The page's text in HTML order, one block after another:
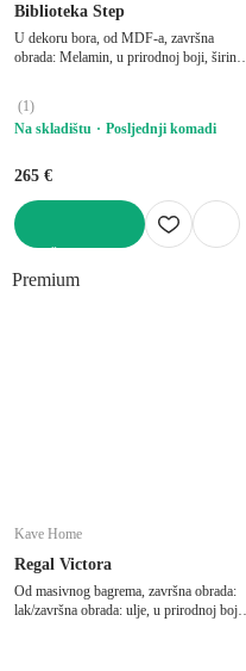
Biblioteka Step
U dekoru bora, od MDF-a, završna
obrada: Melamin, u prirodnoj boji, širina
(1)
Na skladištu
Posljednji komadi
265 €
Premium
Kave Home
Regal Victora
Od masivnog bagrema, završna obrada:
lak/završna obrada: ulje, u prirodnoj boji,